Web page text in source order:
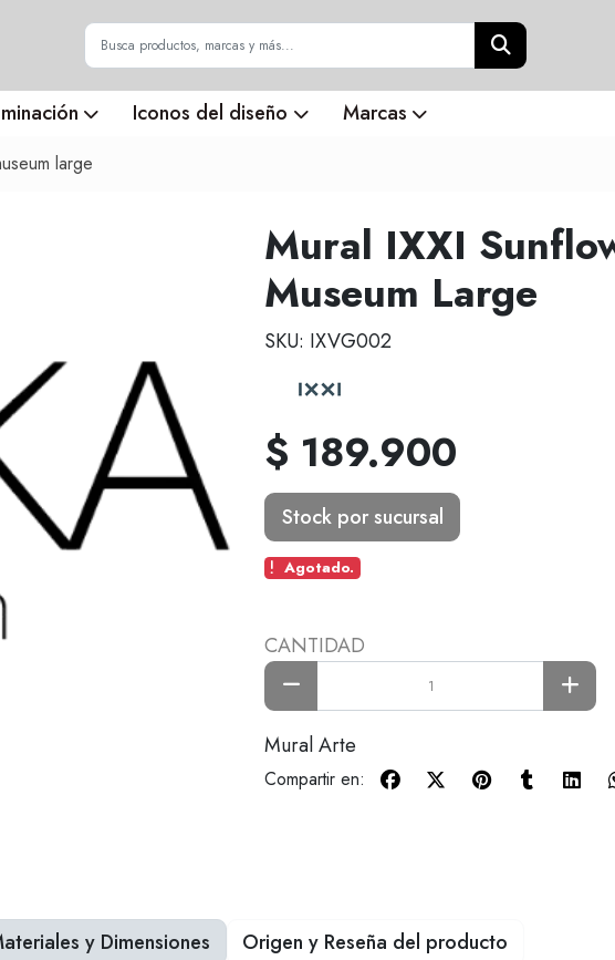
Iconos del diseño Marcas
large
Mural IXXI
Museum Large
SKU: IXVG002
$ 189.900
Stock por sucursal
Agotado.
CANTIDAD
Mural Arte
Compartir en:
y Dimensiones Origen y Reseña del producto